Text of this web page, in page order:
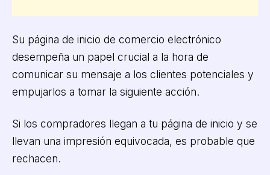
Su página de inicio de comercio electrónico
desempeña un papel crucial a la hora de
comunicar su mensaje a los clientes potenciales y
empujarlos a tomar la siguiente acción.
Si los compradores llegan a tu página de inicio y se
llevan una impresión equivocada, es probable que
rechacen.